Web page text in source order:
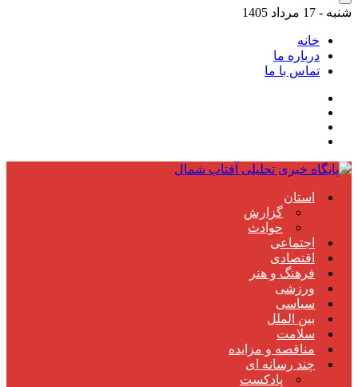
شنبه - 17 مرداد 1405
خانه
درباره ما
تماس با ما
استان
گزارش
حوادث
اجتماعی
اقتصادی
فرهنگ و هنر
ورزشی
سیاسی
بین الملل
سلامت
مناقصه و مزایده
چند رسانه ای
پادکست